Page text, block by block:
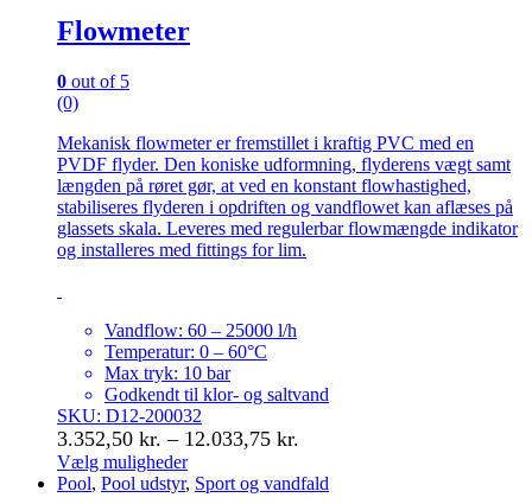
Flowmeter
0 out of 5
(0)
Mekanisk flowmeter er fremstillet i kraftig PVC med en
PVDF flyder. Den koniske udformning, flyderens vægt samt
længden på røret gør, at ved en konstant flowhastighed,
stabiliseres flyderen i opdriften og vandflowet kan aflæses på
glassets skala. Leveres med regulerbar flowmængde indikator
og installeres med fittings for lim.
Vandflow: 60 – 25000 l/h
Temperatur: 0 – 60°C
Max tryk: 10 bar
Godkendt til klor- og saltvand
SKU: D12-200032
3.352,50 kr. – 12.033,75 kr.
til
Vælg muligheder
Dette
Pool, Pool udstyr, Sport og vandfald